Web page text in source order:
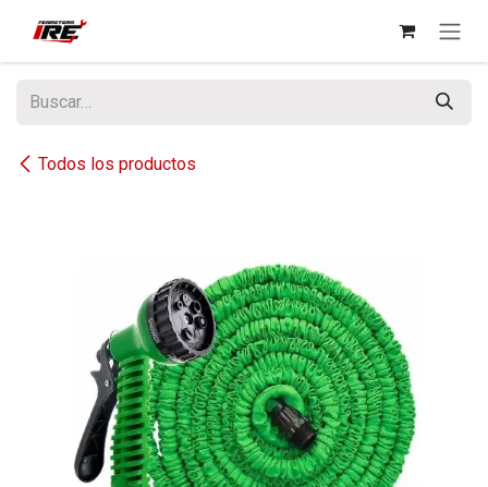
Todos los productos